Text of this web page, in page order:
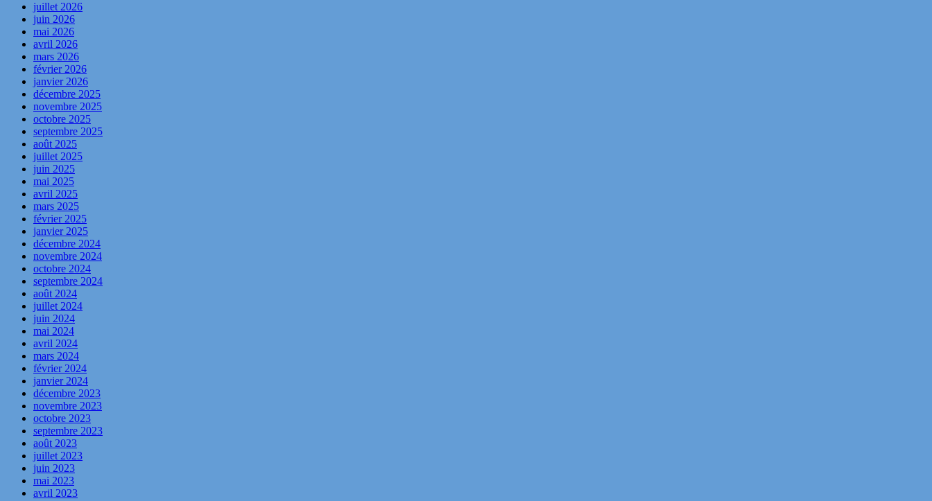
juillet 2026
juin 2026
mai 2026
avril 2026
mars 2026
février 2026
janvier 2026
décembre 2025
novembre 2025
octobre 2025
septembre 2025
août 2025
juillet 2025
juin 2025
mai 2025
avril 2025
mars 2025
février 2025
janvier 2025
décembre 2024
novembre 2024
octobre 2024
septembre 2024
août 2024
juillet 2024
juin 2024
mai 2024
avril 2024
mars 2024
février 2024
janvier 2024
décembre 2023
novembre 2023
octobre 2023
septembre 2023
août 2023
juillet 2023
juin 2023
mai 2023
avril 2023